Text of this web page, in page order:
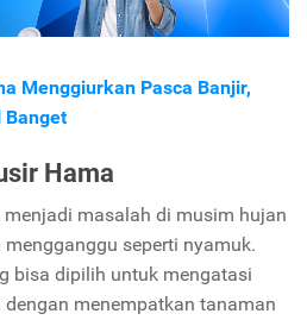
Menggiurkan Pasca Banjir,
Banget
Hama
masalah di musim hujan
seperti nyamuk.
bisa dipilih untuk mengatasi
menempatkan tanaman